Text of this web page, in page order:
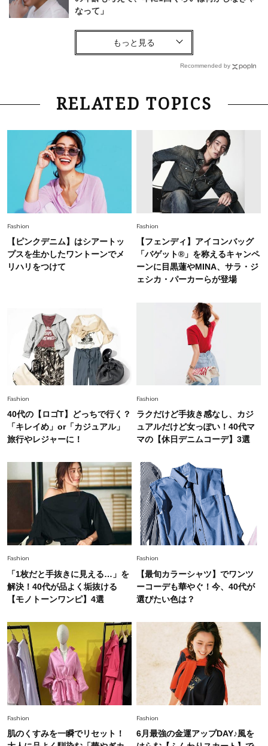
なって」
Lifestyle
26年夏の【開運アクション】は”ひと拭き”習
慣！「金運アップ→トイレ、じゃあ底上げ運
Fashion 2026.6.12
中村ゆりさん「40代になり、やっと“仕事以外の
Fashion
白黒でもこんなに華やぐ！40代、夏の「甘めト
ップス×パンツ」コーデ〈3選〉
40代の夏通勤はこれ１着！「きちんと感」も
「オシャレ」も整うトレンドトップス〈4選〉
初夏はこれさえあれば！40代は【淡色ワンピ】
で即涼しげ＆上品見え〈3選〉
Fashion 2026.5.29
今、40代の「メガネ＆サングラス」のトレンド
に更新あり！“黒ぶち以外”が新定番に
Fashion 2026.8.5
オシャレ40代の【ワンピ＆オールインワン】最
旬着こなし3選。地味見え回避のコツは「バッグ
Fashion 2026.7.9
スタイリストが本気で推す！40代がほどよく華
やぐ【甘め黒アイテム】3選
Fashion
Fashion
カバーも叶う厳選アイテム〈13選〉
Fashion 2026.7.27
どんな顔タイプにも合う！40代にカジュアルす
ぎない【キャップ＆ハット】4選
Recommended by
RELATED TOPICS
Fashion
【ピンクデニム】はシアートッ
プスを生かしたワントーンでメ
リハリをつけて
Fashion
【フェンディ】アイコンバッグ
「バゲット®」を称えるキャンペ
ーンに目黒蓮やMINA、サラ・ジ
ェシカ・パーカーらが登場
Fashion
40代の【ロゴT】どっちで行く？
「キレイめ」or「カジュアル」
旅行やレジャーに！
Fashion
ラクだけど手抜き感なし、カジ
ュアルだけど女っぽい！40代マ
マの【休日デニムコーデ】3選
Fashion
「1枚だと手抜きに見える…」を
解決！40代が品よく垢抜ける
【モノトーンワンピ】4選
Fashion
【最旬カラーシャツ】でワンツ
ーコーデも華やぐ！今、40代が
選びたい色は？
Fashion
肌のくすみを一瞬でリセット！
Fashion
6月最強の金運アップDAY♪風を